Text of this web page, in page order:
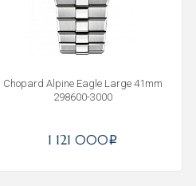
Chopard Alpine Eagle Large 41mm
298600-3000
1 121 000i